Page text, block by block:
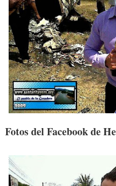
Fotos del Facebook de